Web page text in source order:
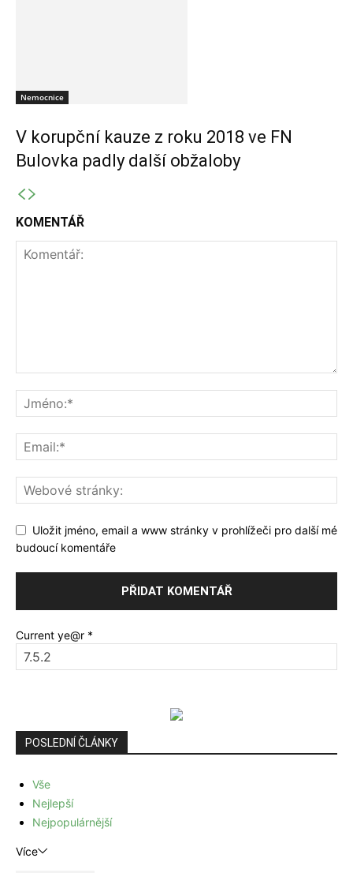
Nemocnice
V korupční kauze z roku 2018 ve FN
Bulovka padly další obžaloby
KOMENTÁŘ
Uložit jméno, email a www stránky v prohlížeči pro další mé
budoucí komentáře
Current ye@r *
POSLEDNÍ ČLÁNKY
Vše
Nejlepší
Nejpopulárnější
Více